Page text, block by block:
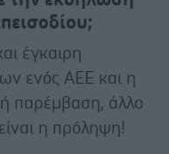
έγκαιρη
ενός ΑΕΕ και η
παρέμβαση, άλλο
η πρόληψη!